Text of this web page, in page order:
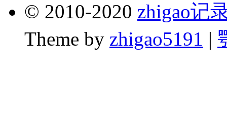
© 2010-2020 zhigao记
Theme by zhigao5191 |